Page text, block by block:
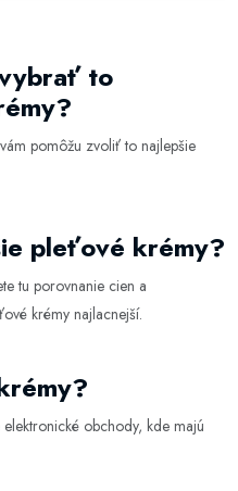
to
pomôžu zvoliť to najlepšie
pleťové krémy?
tu porovnanie cien a
krémy najlacnejší.
obchody, kde majú